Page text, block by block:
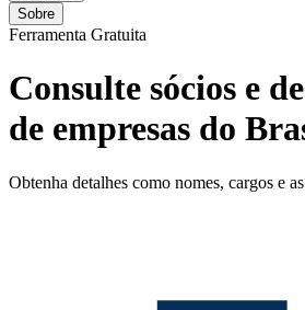
Sobre
Ferramenta Gratuita
Consulte sócios e
de empresas do
Obtenha detalhes como nomes, cargos e